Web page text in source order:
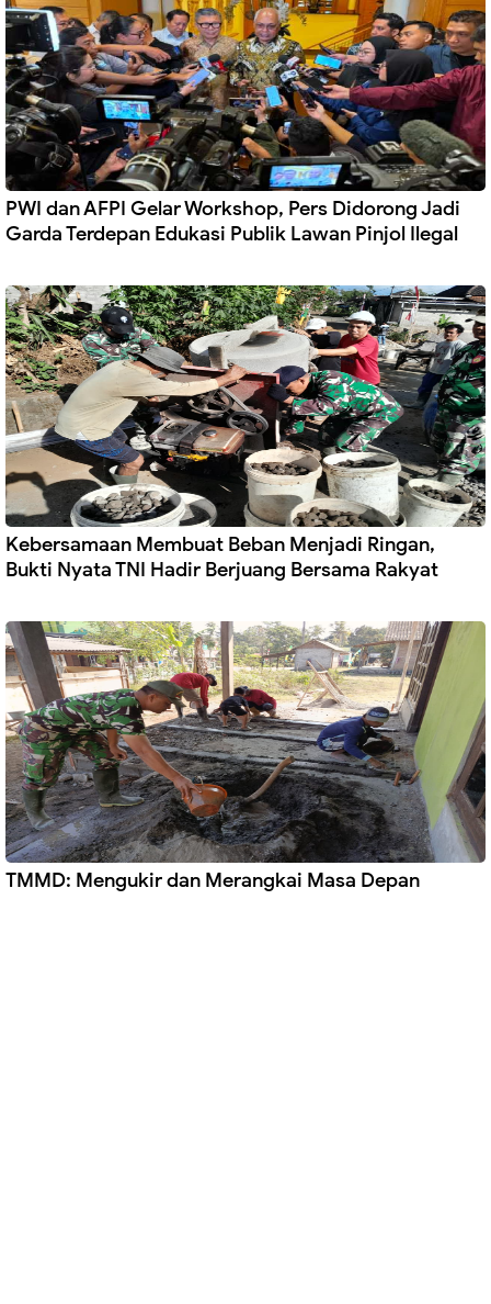
PWI dan AFPI Gelar Workshop, Pers Didorong Jadi
Garda Terdepan Edukasi Publik Lawan Pinjol Ilegal
Kebersamaan Membuat Beban Menjadi Ringan,
Bukti Nyata TNI Hadir Berjuang Bersama Rakyat
TMMD: Mengukir dan Merangkai Masa Depan